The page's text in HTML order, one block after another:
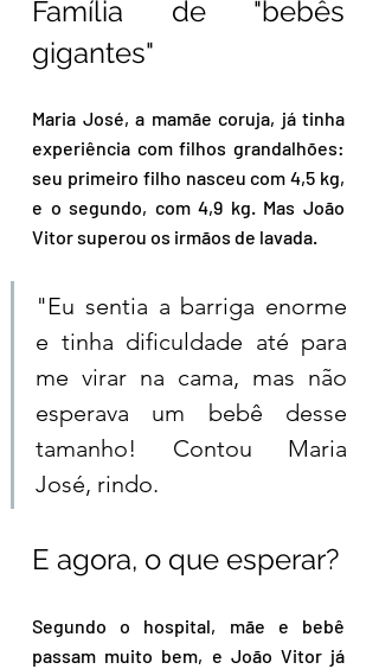
Família de "bebês
gigantes"
Maria José, a mamãe coruja, já tinha
experiência com filhos grandalhões:
seu primeiro filho nasceu com 4,5 kg,
e o segundo, com 4,9 kg. Mas João
Vitor superou os irmãos de lavada.
"Eu sentia a barriga enorme
e tinha dificuldade até para
me virar na cama, mas não
esperava um bebê desse
tamanho! Contou Maria
José, rindo.
Segundo o hospital, mãe e bebê
passam muito bem, e João Vitor já